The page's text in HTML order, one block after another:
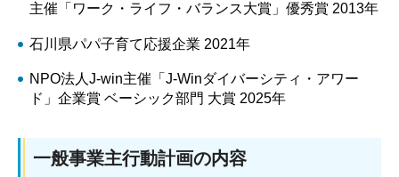
主催「ワーク・ライフ・バランス大賞」優秀賞 2013年
石川県パパ子育て応援企業 2021年
NPO法人J-win主催「J-Winダイバーシティ・アワー
ド」企業賞 ベーシック部門 大賞 2025年
一般事業主行動計画の内容